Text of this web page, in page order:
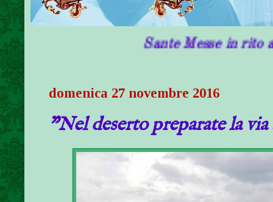
Sante Messe in rito antico in
domenica 27 novembre 2016
"Nel deserto preparate la